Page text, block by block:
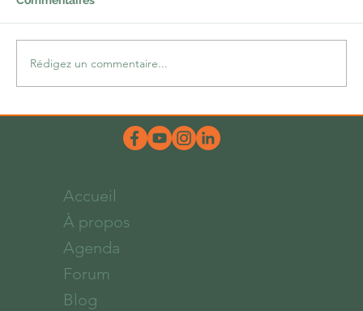
Une belle dose d’hum-ours
Rédigez un commentaire...
Accueil
À propos
Agenda
Forum
Blog